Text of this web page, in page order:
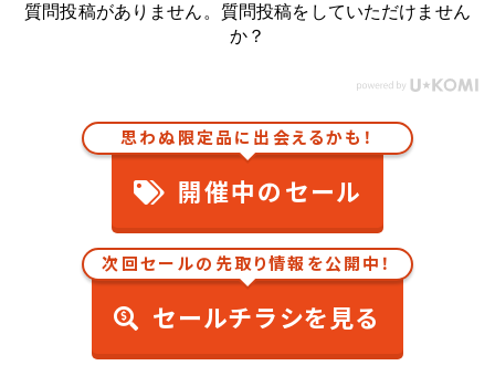
質問投稿がありません。質問投稿をしていただけません
か？
思わぬ限定品に出会えるかも！
開催中のセール
次回セールの先取り情報を公開中！
セールチラシを見る